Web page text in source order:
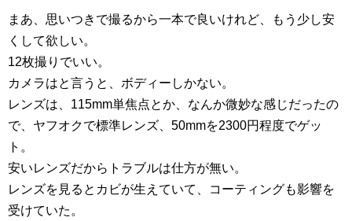
まあ、思いつきで撮るから一本で良いけれど、もう少し安
くして欲しい。
12枚撮りでいい。
カメラはと言うと、ボディーしかない。
レンズは、115mm単焦点とか、なんか微妙な感じだったの
で、ヤフオクで標準レンズ、50mmを2300円程度でゲッ
ト。
安いレンズだからトラブルは仕方が無い。
レンズを見るとカビが生えていて、コーティングも影響を
受けていた。